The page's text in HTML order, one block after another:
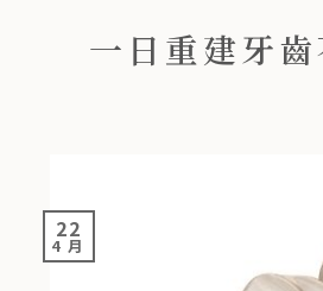
一日重建牙
22
4 月